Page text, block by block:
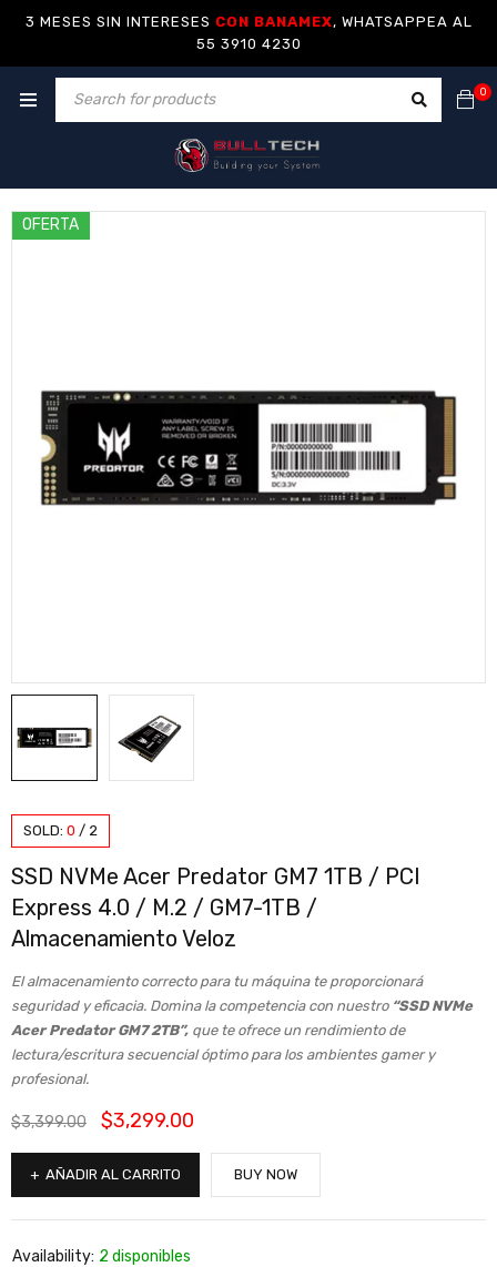
3 MESES SIN INTERESES CON BANAMEX, WHATSAPPEA AL
55 3910 4230
0
OFERTA
SOLD: 0 / 2
SSD NVMe Acer Predator GM7 1TB / PCI
Express 4.0 / M.2 / GM7-1TB /
Almacenamiento Veloz
El almacenamiento correcto para tu máquina te proporcionará
seguridad y eficacia. Domina la competencia con nuestro“SSD NVMe
Acer Predator GM7 2TB”, que te ofrece un rendimiento de
lectura/escritura secuencial óptimo para los ambientes gamer y
profesional.
$3,399.00 $3,299.00
AÑADIR AL CARRITO BUY NOW
Availability: 2 disponibles